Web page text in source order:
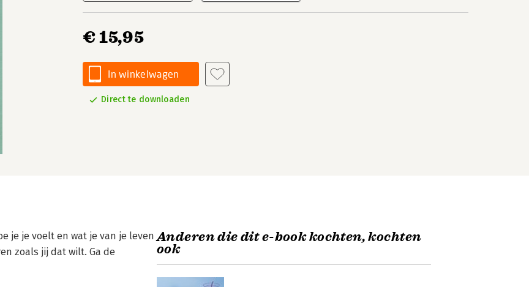
€ 15,95
In winkelwagen
Direct te downloaden
je je voelt en wat je van je leven
zoals jij dat wilt. Ga de
Anderen die dit e-book kochten, kochten
ook